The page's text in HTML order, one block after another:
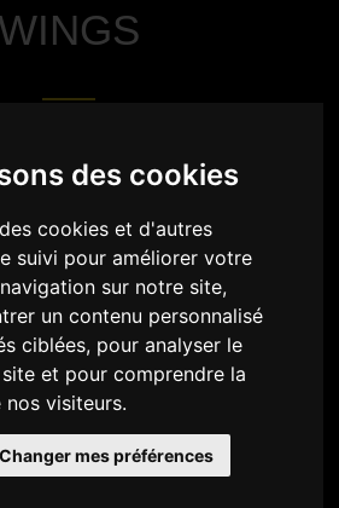
des cookies
cookies et d'autres
suivi pour améliorer votre
sur notre site,
un contenu personnalisé
ciblées, pour analyser le
et pour comprendre la
visiteurs.
Changer mes préférences
Evgen'evna |
papillons. Ils ont de
le personnage principal n'a